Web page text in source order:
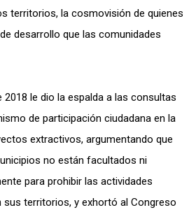
territorios, la cosmovisión de quienes
desarrollo que las comunidades
2018 le dio la espalda a las consultas
de participación ciudadana en la
extractivos, argumentando que
no están facultados ni
para prohibir las actividades
sus territorios, y exhortó al Congreso